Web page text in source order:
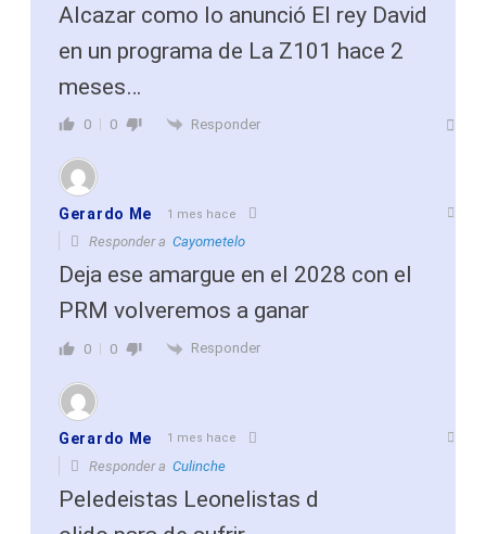
Alcazar como lo anunció El rey David
en un programa de La Z101 hace 2
meses…
0 0 Responder
Gerardo Me 1 mes hace
Responder a Cayometelo
Deja ese amargue en el 2028 con el
PRM volveremos a ganar
0 0 Responder
Gerardo Me 1 mes hace
Responder a Culinche
Peledeistas Leonelistas d